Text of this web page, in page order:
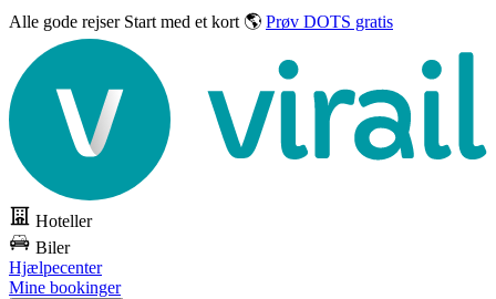
Alle gode rejser Start med et kort 🌎 Prøv DOTS gratis
Hoteller
Biler
Hjælpecenter
Mine bookinger